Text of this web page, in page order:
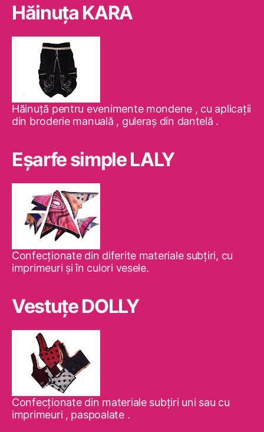
Hăinuţa KARA
Hăinuţă pentru evenimente mondene , cu aplicaţii
din broderie manuală , guleraş din dantelă .
Eşarfe simple LALY
Confecţionate din diferite materiale subţiri, cu
imprimeuri şi în culori vesele.
Vestuţe DOLLY
Confecţionate din materiale subţiri uni sau cu
imprimeuri , paspoalate .